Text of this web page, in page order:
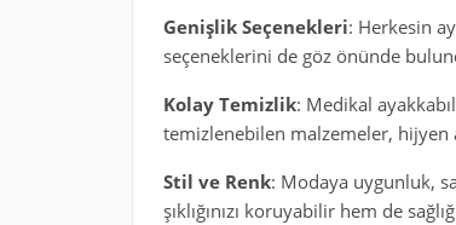
Genişlik Seçenekleri: Herkesin
seçeneklerini de göz önünde
Kolay Temizlik: Medikal
temizlenebilen malzemeler, hijyen
Stil ve Renk: Modaya uygunluk,
şıklığınızı koruyabilir hem de